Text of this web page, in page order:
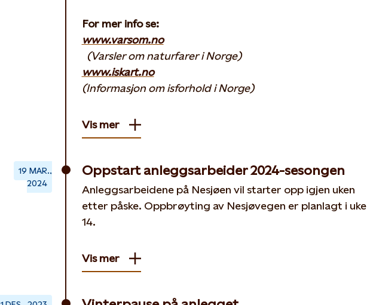
For mer info se:
www.varsom.no
(Varsler om naturfarer i Norge)
www.iskart.no
(Informasjon om isforhold i Norge)
Vis mer
19 MAR.,
2024
Oppstart anleggsarbeider 2024-sesongen
Anleggsarbeidene på Nesjøen vil starter opp igjen uken
etter påske. Oppbrøyting av Nesjøvegen er planlagt i uke
14.
Vis mer